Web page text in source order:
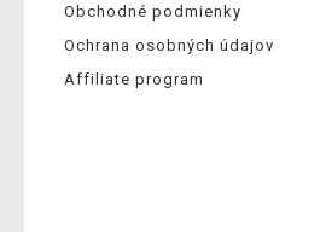
Obchodné podmienky
Ochrana osobných údajov
Affiliate program